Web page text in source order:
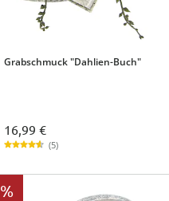
Grabschmuck "Dahlien-Buch"
16,99 €
(5)
%